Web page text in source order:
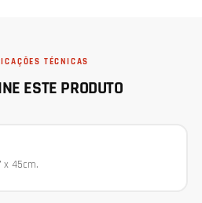
TÉCNICAS
ESTE PRODUTO
x 45cm.